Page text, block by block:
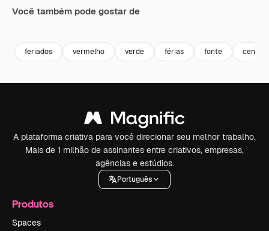
Você também pode gostar de
feriados vermelho verde férias fonte centro
A plataforma criativa para você direcionar seu melhor trabalho.
Mais de 1 milhão de assinantes entre criativos, empresas,
agências e estúdios.
Português
Produtos
Spaces